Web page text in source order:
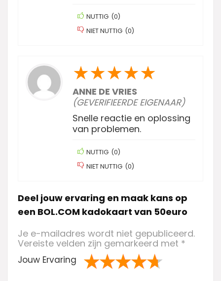
NUTTIG (0)
NIET NUTTIG (0)
★★★★★
ANNE DE VRIES
(GEVERIFIEERDE EIGENAAR)
Snelle reactie en oplossing
van problemen.
NUTTIG (0)
NIET NUTTIG (0)
Deel jouw ervaring en maak kans op
een BOL.COM kadokaart van 50euro
Je e-mailadres wordt niet gepubliceerd.
Vereiste velden zijn gemarkeerd met *
Jouw Ervaring